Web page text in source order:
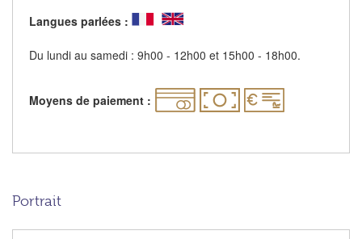
Langues parlées :
Du lundi au samedi : 9h00 - 12h00 et 15h00 - 18h00.
Moyens de paiement :
Portrait